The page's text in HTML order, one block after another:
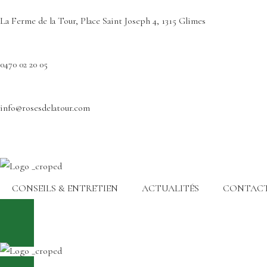
La Ferme de la Tour, Place Saint Joseph 4, 1315 Glimes
0470 02 20 05
info@rosesdelatour.com
CONSEILS & ENTRETIEN ACTUALITÉS